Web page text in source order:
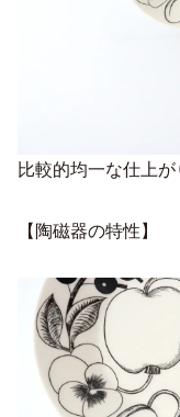
比較的均一な仕上が
【陶磁器の特性】